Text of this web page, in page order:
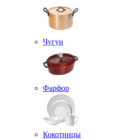
Чугун
Фарфор
Кокотницы